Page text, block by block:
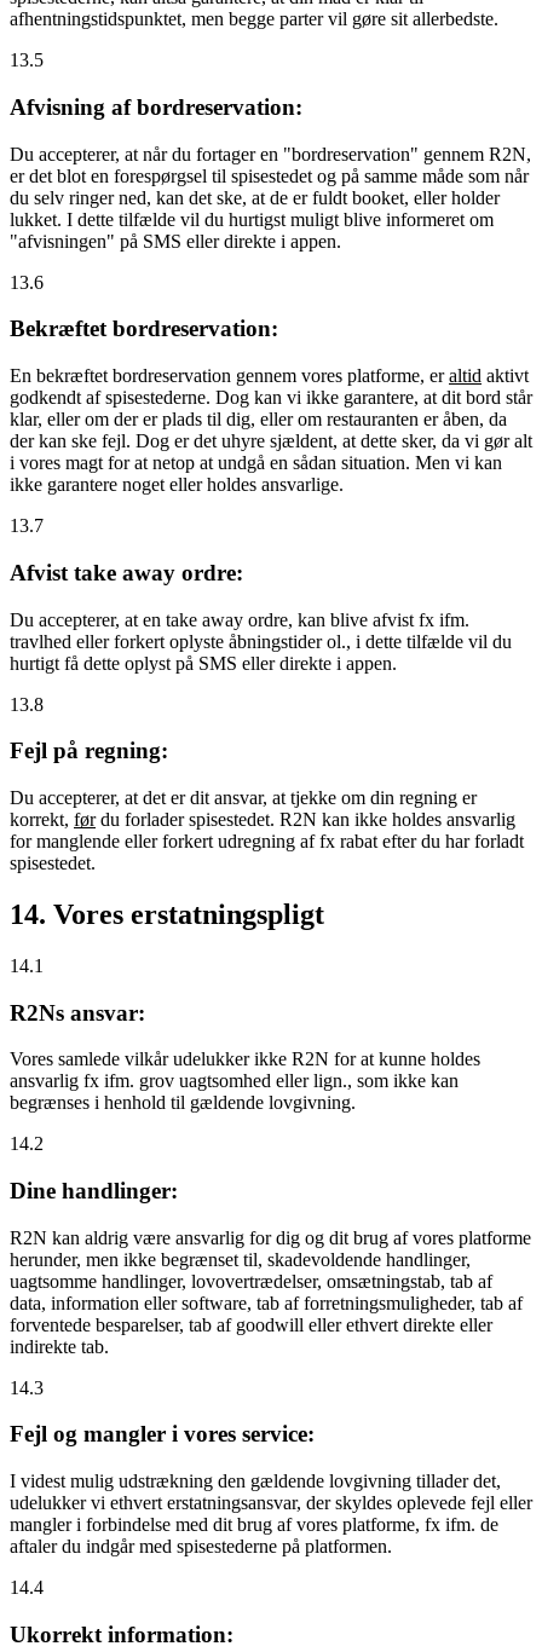
afhentningstidspunktet, men begge parter vil gøre sit allerbedste.
13.5
Afvisning af bordreservation:
Du accepterer, at når du fortager en "bordreservation" gennem R2N,
er det blot en forespørgsel til spisestedet og på samme måde som når
du selv ringer ned, kan det ske, at de er fuldt booket, eller holder
lukket. I dette tilfælde vil du hurtigst muligt blive informeret om
"afvisningen" på SMS eller direkte i appen.
13.6
Bekræftet bordreservation:
En bekræftet bordreservation gennem vores platforme, eraltid aktivt
godkendt af spisestederne. Dog kan vi ikke garantere, at dit bord står
klar, eller om der er plads til dig, eller om restauranten er åben, da
der kan ske fejl. Dog er det uhyre sjældent, at dette sker, da vi gør alt
i vores magt for at netop at undgå en sådan situation. Men vi kan
ikke garantere noget eller holdes ansvarlige.
13.7
Afvist take away ordre:
Du accepterer, at en take away ordre, kan blive afvist fx ifm.
travlhed eller forkert oplyste åbningstider ol., i dette tilfælde vil du
hurtigt få dette oplyst på SMS eller direkte i appen.
13.8
Fejl på regning:
Du accepterer, at det er dit ansvar, at tjekke om din regning er
korrekt, førdu forlader spisestedet. R2N kan ikke holdes ansvarlig
for manglende eller forkert udregning af fx rabat efter du har forladt
spisestedet.
14. Vores erstatningspligt
14.1
R2Ns ansvar:
Vores samlede vilkår udelukker ikke R2N for at kunne holdes
ansvarlig fx ifm. grov uagtsomhed eller lign., som ikke kan
begrænses i henhold til gældende lovgivning.
14.2
Dine handlinger:
R2N kan aldrig være ansvarlig for dig og dit brug af vores platforme
herunder, men ikke begrænset til, skadevoldende handlinger,
uagtsomme handlinger, lovovertrædelser, omsætningstab, tab af
data, information eller software, tab af forretningsmuligheder, tab af
forventede besparelser, tab af goodwill eller ethvert direkte eller
indirekte tab.
14.3
Fejl og mangler i vores service:
I videst mulig udstrækning den gældende lovgivning tillader det,
udelukker vi ethvert erstatningsansvar, der skyldes oplevede fejl eller
mangler i forbindelse med dit brug af vores platforme, fx ifm. de
aftaler du indgår med spisestederne på platformen.
14.4
Ukorrekt information: